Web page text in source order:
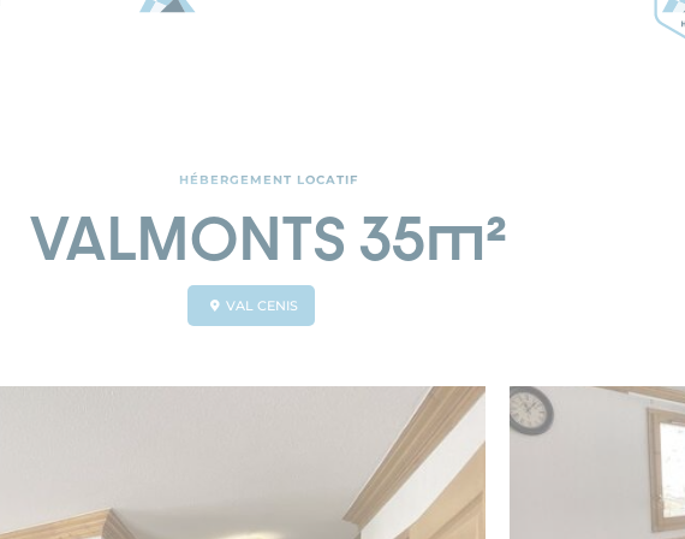
HÉBERGEMENT LOCATIF
VALMONTS 35m²
VAL CENIS